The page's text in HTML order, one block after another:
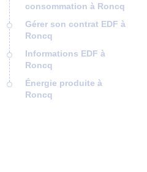
consommation à Roncq
Gérer son contrat EDF à
Roncq
Informations EDF à
Roncq
Énergie produite à
Roncq